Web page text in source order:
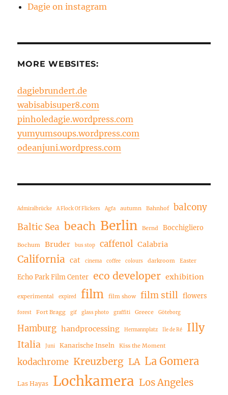
Dagie on instagram
MORE WEBSITES:
dagiebrundert.de
wabisabisuper8.com
pinholedagie.wordpress.com
yumyumsoups.wordpress.com
odeanjuni.wordpress.com
Admiralbrücke A Flock Of Flickers Agfa autumn Bahnhof
balcony
Baltic Sea beach Berlin Bernd Bocchigliero
Bochum Bruder bus stop caffenol Calabria
California cat cinema coffee colours darkroom Easter
Echo Park Film Center eco developer exhibition
experimental expired film film show film still flowers
forest Fort Bragg gif glass photo graffiti Greece Göteborg
Hamburg handprocessing Hermannplatz Ile de Ré Illy
Italia Juni Kanarische Inseln Kiss the Moment
kodachrome Kreuzberg LA La Gomera
Las Hayas Lochkamera Los Angeles